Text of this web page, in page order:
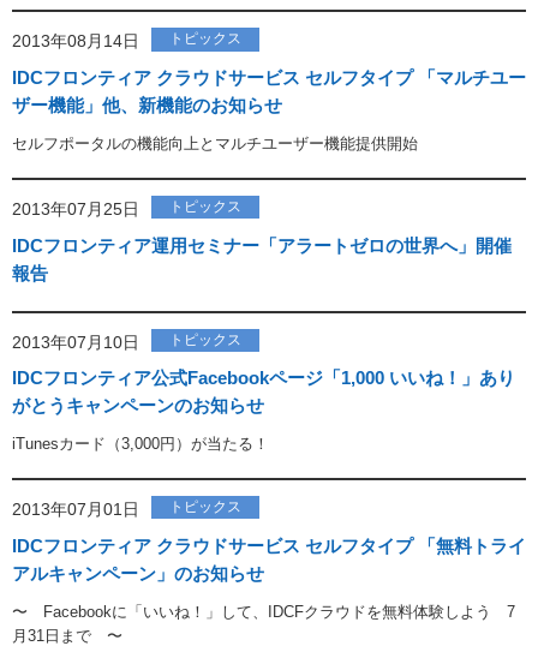
2013年08月14日 トピックス
IDCフロンティア クラウドサービス セルフタイプ 「マルチユー
ザー機能」他、新機能のお知らせ
セルフポータルの機能向上とマルチユーザー機能提供開始
2013年07月25日 トピックス
IDCフロンティア運用セミナー「アラートゼロの世界へ」開催
報告
2013年07月10日 トピックス
IDCフロンティア公式Facebookページ「1,000 いいね！」あり
がとうキャンペーンのお知らせ
iTunesカード（3,000円）が当たる！
2013年07月01日 トピックス
IDCフロンティア クラウドサービス セルフタイプ 「無料トライ
アルキャンペーン」のお知らせ
〜 Facebookに「いいね！」して、IDCFクラウドを無料体験しよう 7
月31日まで 〜